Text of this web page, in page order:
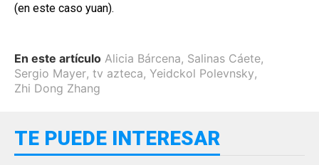
(en este caso yuan).
En este artículo Alicia Bárcena, Salinas Cáete,
Sergio Mayer, tv azteca, Yeidckol Polevnsky,
Zhi Dong Zhang
TE PUEDE INTERESAR